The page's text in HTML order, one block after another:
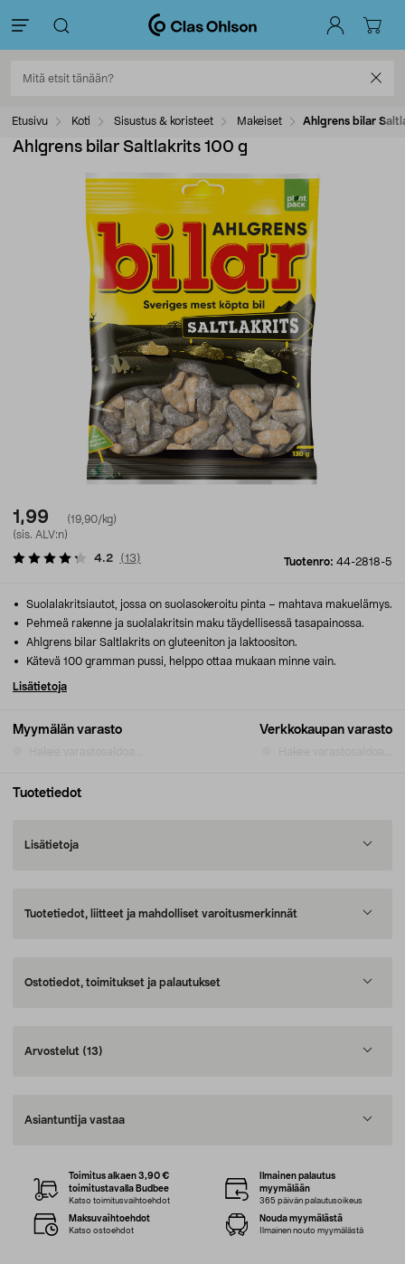
Etusivu Koti Sisustus & koristeet Makeiset Ahlgrens bilar
Ahlgrens bilar Saltlakrits 100 g
1,99
(19,90/kg)
(sis. ALV:n)
Tuotenro: 44-2818-5
4.2 (13)
Myymälän varasto Verkkokaupan varasto
Suolalakritsiautot, jossa on suolasokeroitu pinta – mahtava makuelämys.
Pehmeä rakenne ja suolalakritsin maku täydellisessä tasapainossa.
Ahlgrens bilar Saltlakrits on gluteeniton ja laktoositon.
Kätevä 100 gramman pussi, helppo ottaa mukaan minne vain.
Lisätietoja
Tuotetiedot
Lisätietoja
Tuotetiedot, liitteet ja mahdolliset varoitusmerkinnät
Ostotiedot, toimitukset ja palautukset
Arvostelut (13)
Asiantuntija vastaa
Toimitus alkaen 3,90 €
toimitustavalla Budbee
Katso toimitusvaihtoehdot
Ilmainen palautus
myymälään
365 päivän palautusoikeus
Maksuvaihtoehdot
Katso ostoehdot
Nouda myymälästä
Ilmainen nouto myymälästä